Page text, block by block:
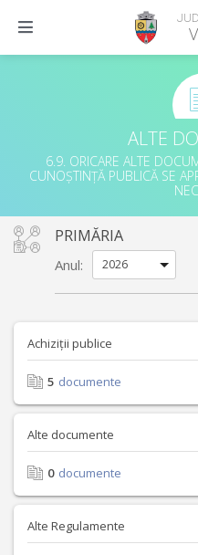
ALTE
6.9. ORICARE ALTE
CUNOȘTINȚĂ PUBLICĂ SE
PRIMĂRIA
Anul:
Achiziții publice
5 documente
Alte documente
0 documente
Alte Regulamente